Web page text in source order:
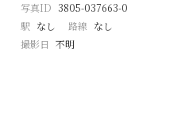
写真ID 3805-037663-0
駅 なし 路線 なし
撮影日 不明